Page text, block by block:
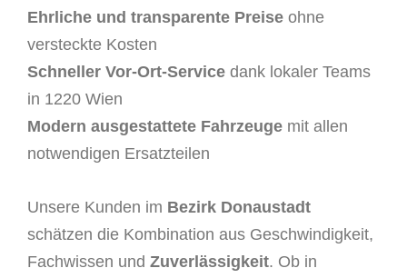
Ehrliche und transparente Preise ohne
versteckte Kosten
Schneller Vor-Ort-Service dank lokaler Teams
in 1220 Wien
Modern ausgestattete Fahrzeuge mit allen
notwendigen Ersatzteilen
Unsere Kunden im Bezirk Donaustadt
schätzen die Kombination aus Geschwindigkeit,
Fachwissen und Zuverlässigkeit. Ob in